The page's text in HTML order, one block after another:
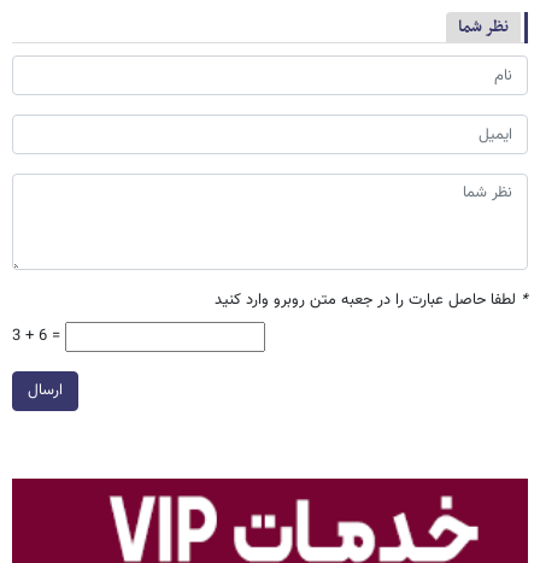
نظر شما
* لطفا حاصل عبارت را در جعبه متن روبرو وارد کنید
3 + 6 =
ارسال